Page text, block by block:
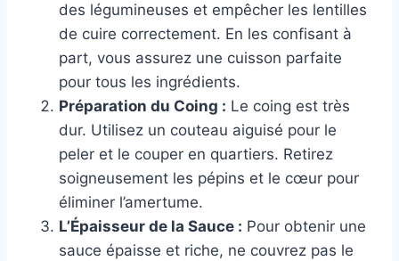
des légumineuses et empêcher les lentilles
de cuire correctement. En les confisant à
part, vous assurez une cuisson parfaite
pour tous les ingrédients.
Préparation du Coing : Le coing est très
dur. Utilisez un couteau aiguisé pour le
peler et le couper en quartiers. Retirez
soigneusement les pépins et le cœur pour
éliminer l’amertume.
L’Épaisseur de la Sauce : Pour obtenir une
sauce épaisse et riche, ne couvrez pas le